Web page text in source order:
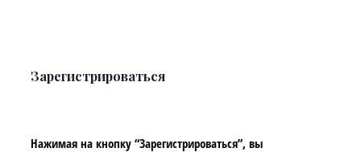
Зарегистрироваться
Нажимая на кнопку “Зарегистрироваться”, вы